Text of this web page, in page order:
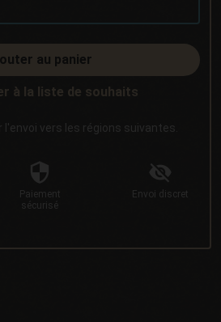
au panier
à la liste de souhaits
l'envoi vers les régions suivantes.
Paiement
sécurisé
Envoi discret